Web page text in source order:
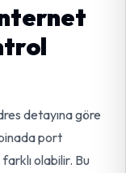
detayına göre
port
olabilir. Bu